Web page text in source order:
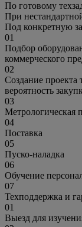
По готовому
При
Под конкретную
01
Подбор
коммерческого
02
Создание проекта
вероятность
03
Метрологическая
04
Поставка
05
Пуско-наладка
06
Обучение
07
Техподдержка и
01
Выезд для